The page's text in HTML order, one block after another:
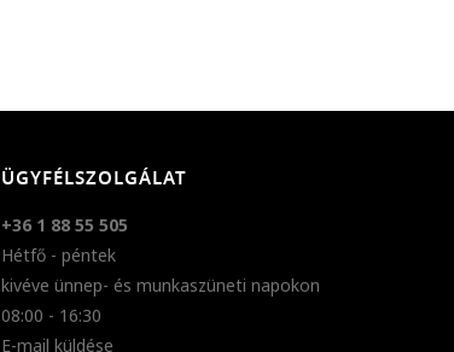
ÜGYFÉLSZOLGÁLAT
+36 1 88 55 505
Hétfő - péntek
kivéve ünnep- és munkaszüneti napokon
08:00 - 16:30
E-mail küldése